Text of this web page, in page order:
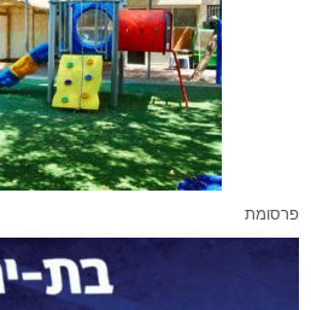
פרסומת